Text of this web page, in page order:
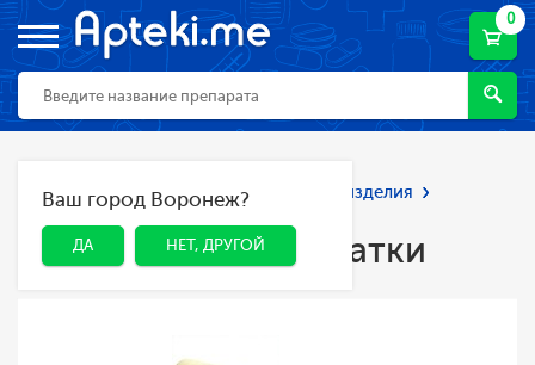
0
ДА НЕТ, ДРУГОЙ
Ваш город Воронеж?
ДА НЕТ, ДРУГОЙ
Главная Каталог
Мед. приборы и изделия
Медицинские перчатки
Медицинские перчатки